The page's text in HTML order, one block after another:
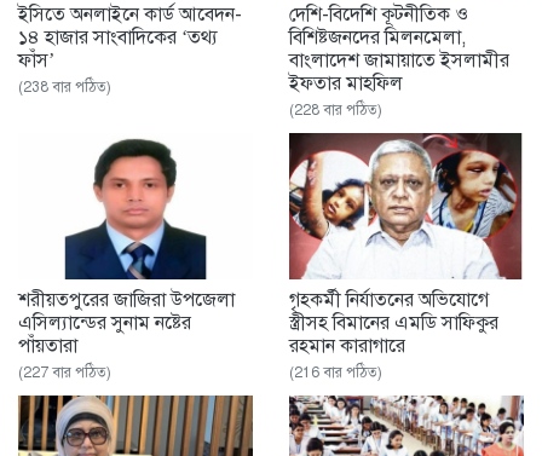
ইসিতে অনলাইনে কার্ড আবেদন-
১৪ হাজার সাংবাদিকের ‘তথ্য
ফাঁস’
(238 বার পঠিত)
দেশি-বিদেশি কূটনীতিক ও
বিশিষ্টজনদের মিলনমেলা,
বাংলাদেশ জামায়াতে ইসলামীর
ইফতার মাহফিল
(228 বার পঠিত)
শরীয়তপুরের জাজিরা উপজেলা
এসিল্যান্ডের সুনাম নষ্টের
পাঁয়তারা
(227 বার পঠিত)
গৃহকর্মী নির্যাতনের অভিযোগে
স্ত্রীসহ বিমানের এমডি সাফিকুর
রহমান কারাগারে
(216 বার পঠিত)